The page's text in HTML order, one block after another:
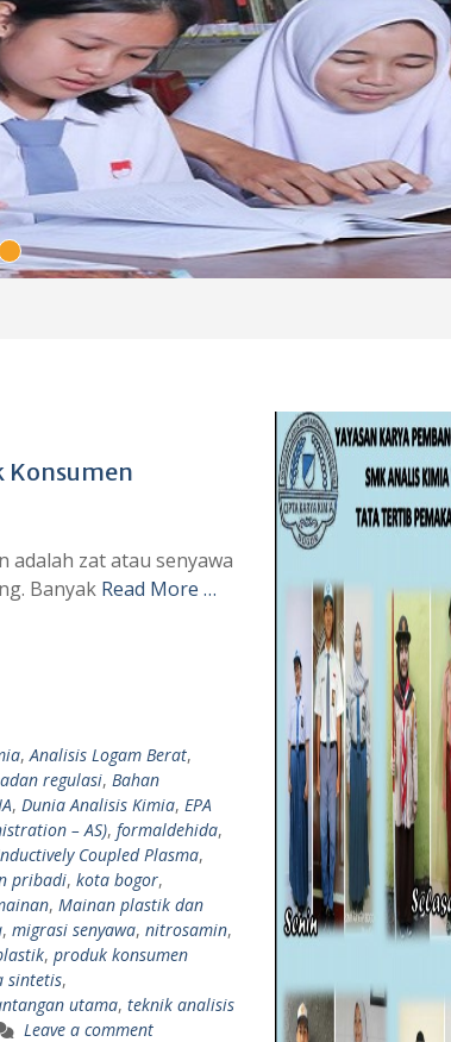
Konsumen
adalah zat atau senyawa
Banyak Read More …
, Analisis Logam Berat,
regulasi, Bahan
, Dunia Analisis Kimia, EPA
– AS), formaldehida,
Coupled Plasma,
pribadi, kota bogor,
, Mainan plastik dan
, migrasi senyawa, nitrosamin,
, produk konsumen
sintetis,
utama, teknik analisis
Leave a comment